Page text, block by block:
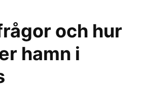
och hur
hamn i